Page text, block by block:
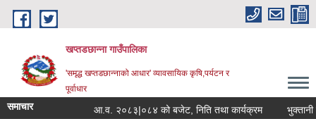
Skip to main content
खप्तडछान्ना गाउँपालिका
'समृद्ध खप्तडछान्नाको आधार' व्यावसायिक कृषि,पर्यटन र
पूर्वाधार
समाचार आ.व. २०८३|०८४ को बजेट, निति तथा कार्यक्रम भुक्तानी